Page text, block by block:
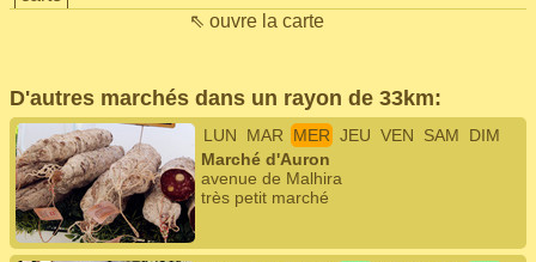
⇖ ouvre la carte
D'autres marchés dans un rayon de 33km:
LUN MAR MER JEU VEN SAM
DIM
Marché d'Auron
avenue de Malhira
très petit marché